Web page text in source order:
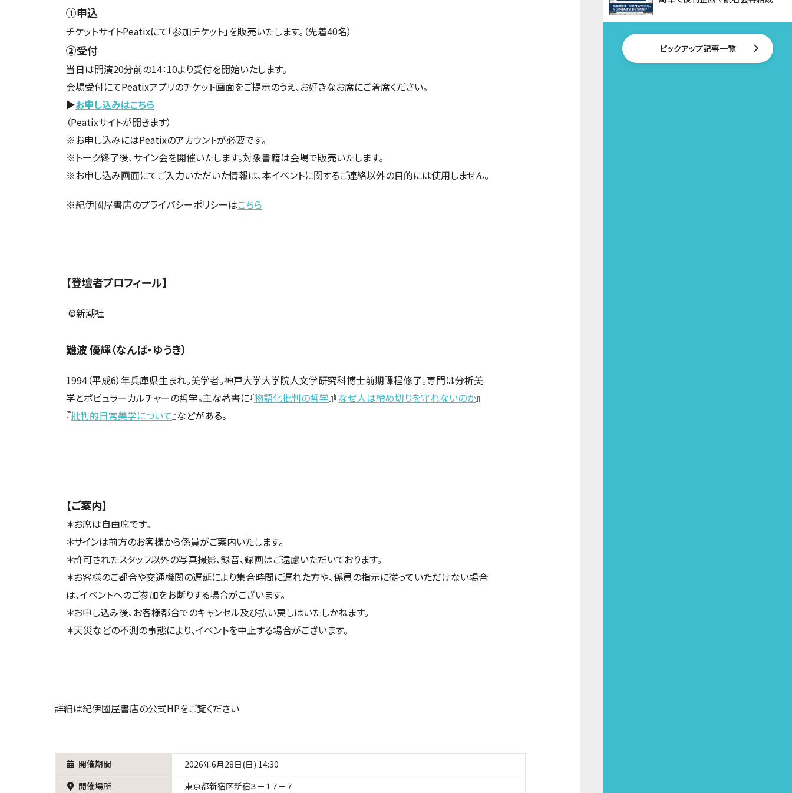
①申込
チケットサイトPeatixにて「参加チケット」を販売いたします。（先着40名）
②受付
当日は開演20分前の14：10より受付を開始いたします。
会場受付にてPeatixアプリのチケット画面をご提示のうえ、お好きなお席にご着席ください。
▶お申し込みはこちら
（Peatixサイトが開きます）
※お申し込みにはPeatixのアカウントが必要です。
※トーク終了後、サイン会を開催いたします。対象書籍は会場で販売いたします。
※お申し込み画面にてご入力いただいた情報は、本イベントに関するご連絡以外の目的には使用しません。
※紀伊國屋書店のプライバシーポリシーはこちら
【登壇者プロフィール】
©新潮社
難波 優輝（なんば・ゆうき）
1994（平成6）年兵庫県生まれ。美学者。神戸大学大学院人文学研究科博士前期課程修了。専門は分析美
学とポピュラーカルチャーの哲学。主な著書に『物語化批判の哲学』『なぜ人は締め切りを守れないのか』
『批判的日常美学について』などがある。
【ご案内】
＊お席は自由席です。
＊サインは前方のお客様から係員がご案内いたします。
＊許可されたスタッフ以外の写真撮影、録音、録画はご遠慮いただいております。
＊お客様のご都合や交通機関の遅延により集合時間に遅れた方や、係員の指示に従っていただけない場合
は、イベントへのご参加をお断りする場合がございます。
＊お申し込み後、お客様都合でのキャンセル及び払い戻しはいたしかねます。
＊天災などの不測の事態により、イベントを中止する場合がございます。
詳細は紀伊國屋書店の公式HPをご覧ください
開催期間
2026年6月28日(日) 14:30
開催場所
東京都新宿区新宿３－１７－７
ピックアップ記事一覧